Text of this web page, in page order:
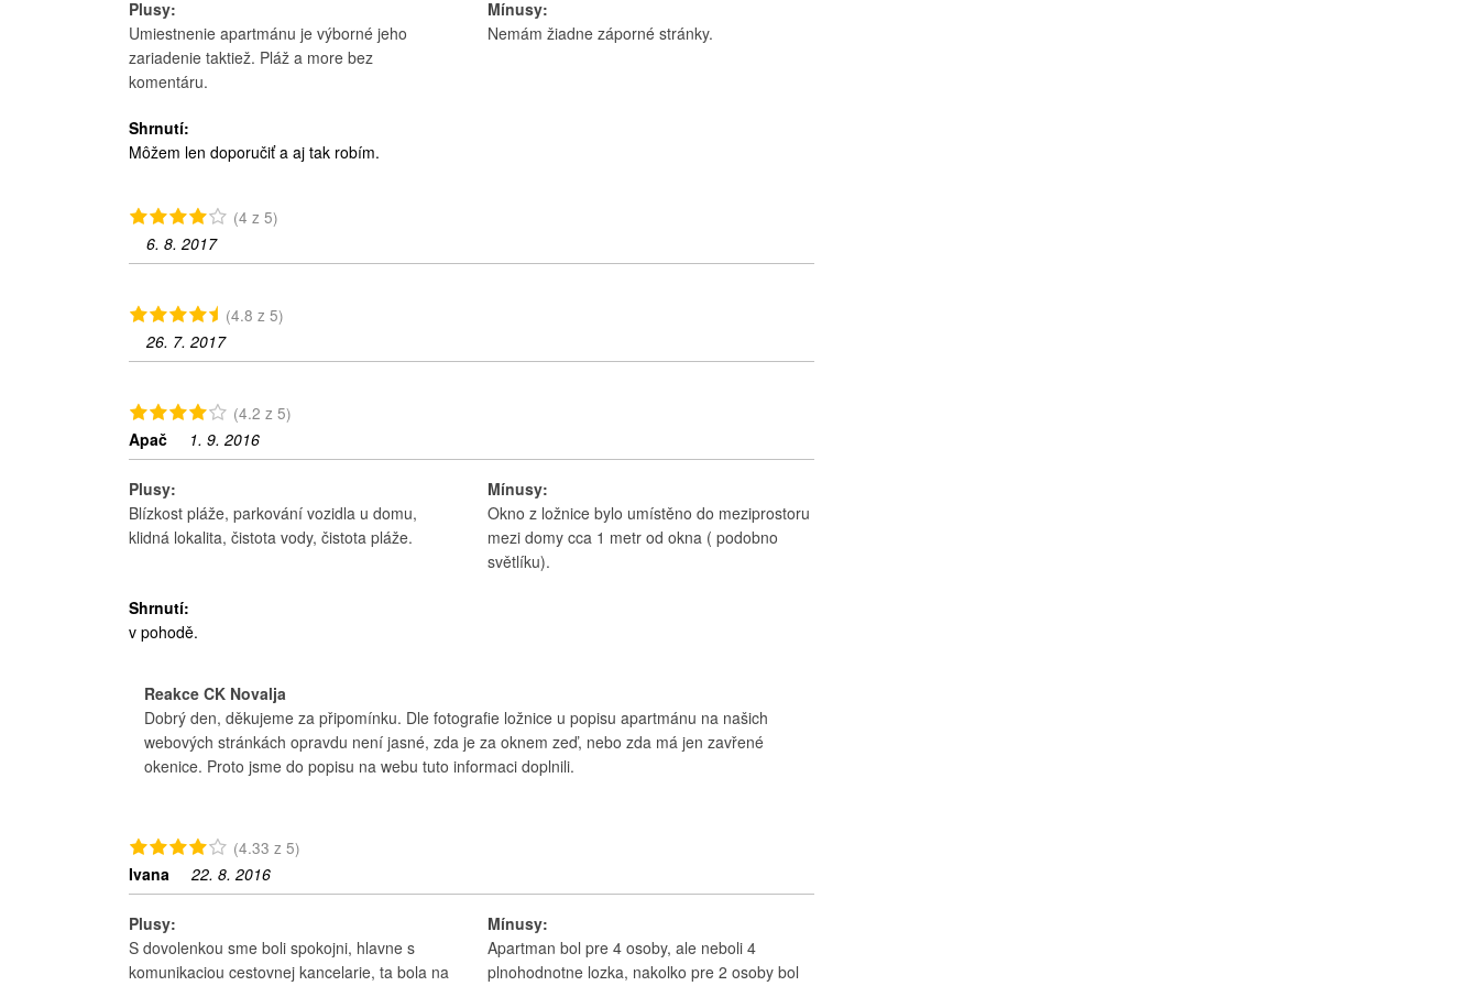
Plusy:
Umiestnenie apartmánu je výborné jeho
zariadenie taktiež. Pláž a more bez
komentáru.
Mínusy:
Nemám žiadne záporné stránky.
Shrnutí:
Môžem len doporučiť a aj tak robím.
(4 z 5)
6. 8. 2017
(4.8 z 5)
26. 7. 2017
(4.2 z 5)
Apač
1. 9. 2016
Plusy:
Blízkost pláže, parkování vozidla u domu,
klidná lokalita, čistota vody, čistota pláže.
Mínusy:
Okno z ložnice bylo umístěno do meziprostoru
mezi domy cca 1 metr od okna ( podobno
světlíku).
Shrnutí:
v pohodě.
Reakce CK Novalja
Dobrý den, děkujeme za připomínku. Dle fotografie ložnice u popisu apartmánu na našich
webových stránkách opravdu není jasné, zda je za oknem zeď, nebo zda má jen zavřené
okenice. Proto jsme do popisu na webu tuto informaci doplnili.
(4.33 z 5)
Ivana
22. 8. 2016
Plusy:
S dovolenkou sme boli spokojni, hlavne s
komunikaciou cestovnej kancelarie, ta bola na
Mínusy:
Apartman bol pre 4 osoby, ale neboli 4
plnohodnotne lozka, nakolko pre 2 osoby bol